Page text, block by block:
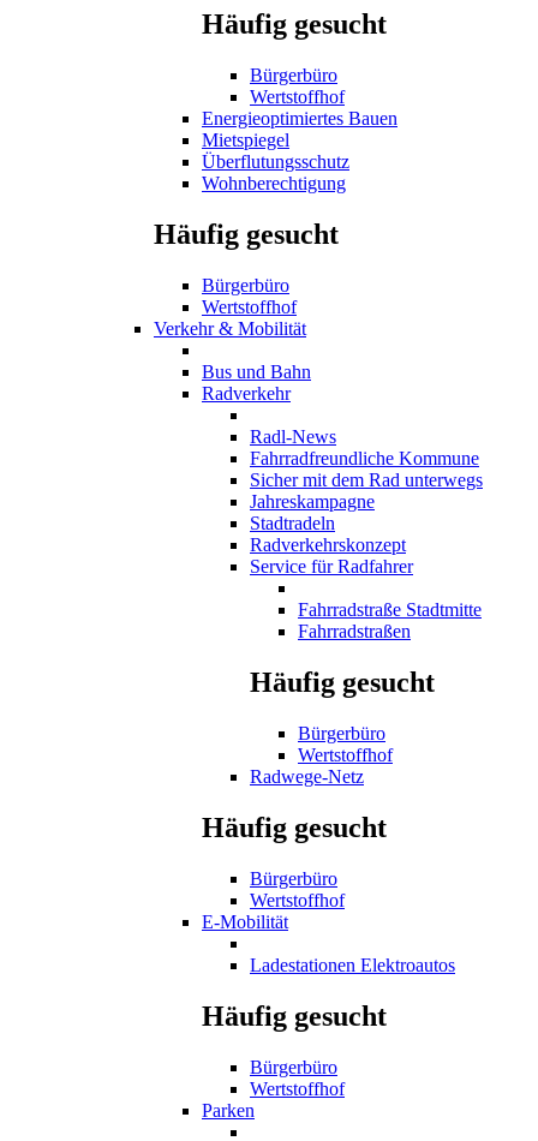
Häufig gesucht
Bürgerbüro
Wertstoffhof
Energieoptimiertes Bauen
Mietspiegel
Überflutungsschutz
Wohnberechtigung
Häufig gesucht
Bürgerbüro
Wertstoffhof
Verkehr & Mobilität
Bus und Bahn
Radverkehr
Radl-News
Fahrradfreundliche Kommune
Sicher mit dem Rad unterwegs
Jahreskampagne
Stadtradeln
Radverkehrskonzept
Service für Radfahrer
Fahrradstraße Stadtmitte
Fahrradstraßen
Häufig gesucht
Bürgerbüro
Wertstoffhof
Radwege-Netz
Häufig gesucht
Bürgerbüro
Wertstoffhof
E-Mobilität
Ladestationen Elektroautos
Häufig gesucht
Bürgerbüro
Wertstoffhof
Parken